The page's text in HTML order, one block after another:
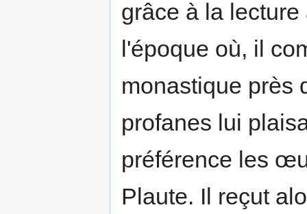
grâce à la
l'époque où, il
monastique près
profanes lui
préférence les
Plaute. Il reçut